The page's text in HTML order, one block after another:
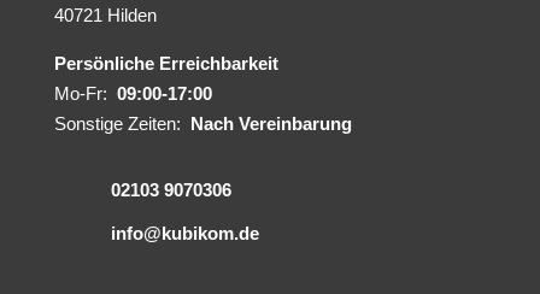
40721 Hilden
Persönliche Erreichbarkeit
Mo-Fr: 09:00-17:00
Sonstige Zeiten: Nach Vereinbarung
02103 9070306
info@kubikom.de